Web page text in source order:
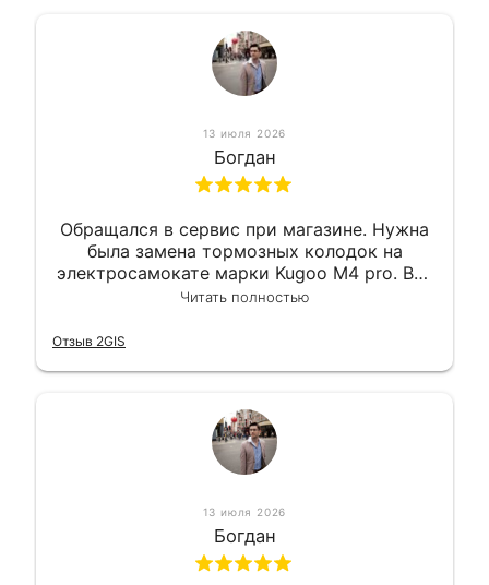
13 июля 2026
Богдан
Обращался в сервис при магазине. Нужна
была замена тормозных колодок на
электросамокате марки Kugoo M4 pro. Всё
сделали в лучшем виде и в максимально
гарантии, поэтому и обратился в этот
Читать полностью
Отзыв 2GIS
13 июля 2026
Богдан